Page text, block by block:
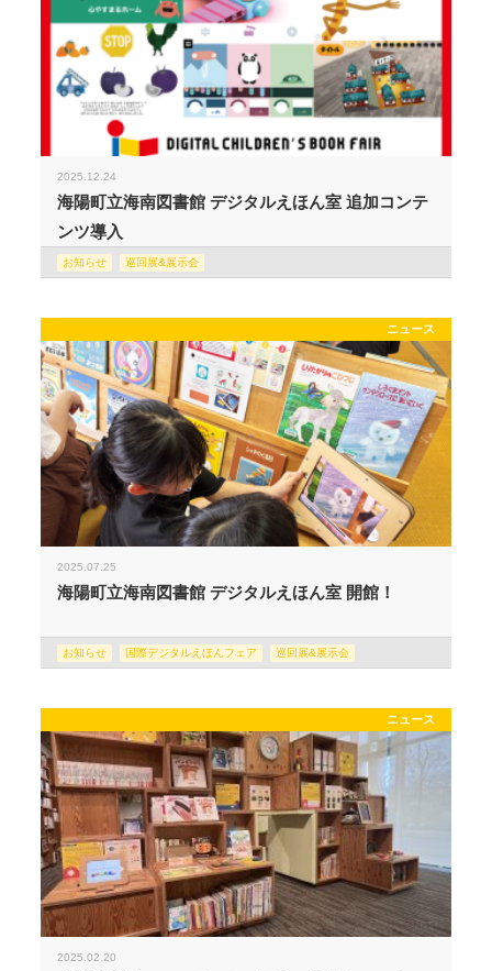
2025.12.24
海陽町立海南図書館 デジタルえほん室 追加コンテ
ンツ導入
お知らせ 巡回展&展示会
ニュース
2025.07.25
海陽町立海南図書館 デジタルえほん室 開館！
お知らせ 国際デジタルえほんフェア 巡回展&展示会
ニュース
2025.02.20